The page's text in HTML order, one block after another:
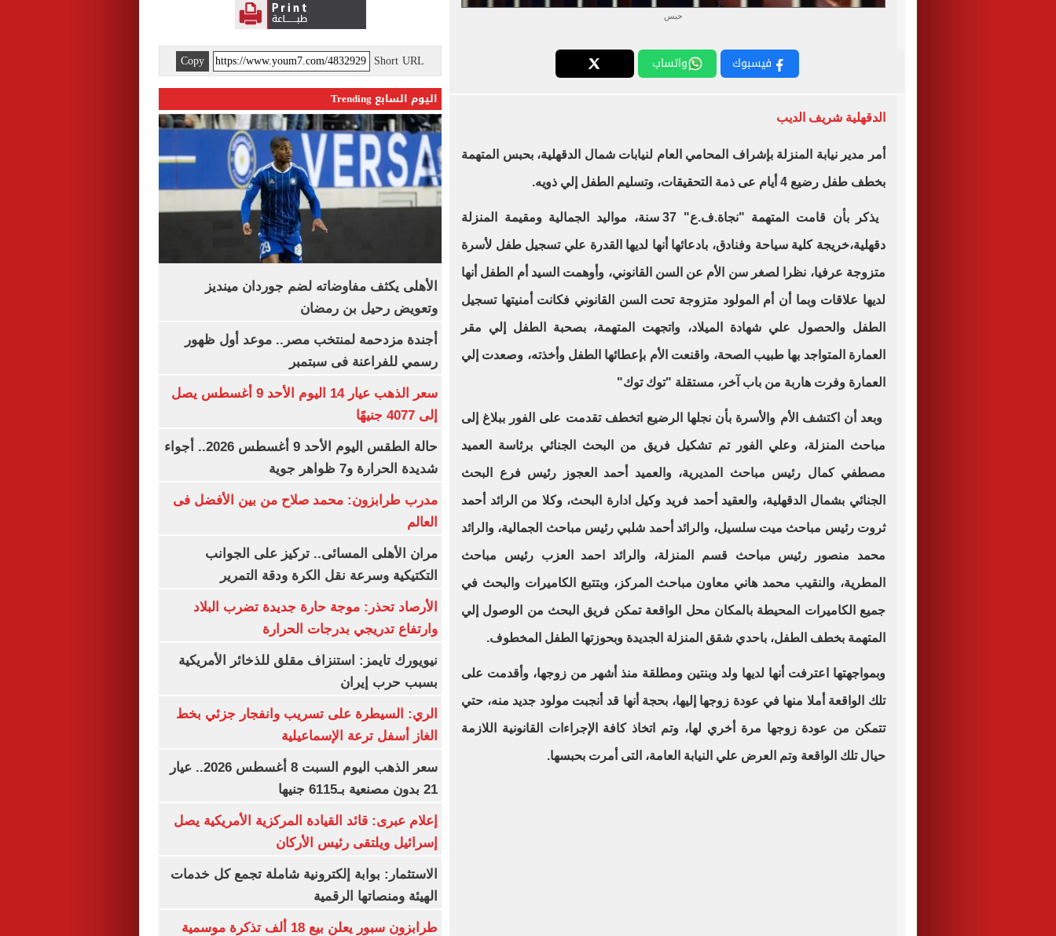
حبس
فيسبوك واتساب
الدقهلية شريف الديب
أمر مدير نيابة المنزلة بإشراف المحامي العام لنيابات شمال الدقهلية، بحبس المتهمة
بخطف طفل رضيع 4 أيام عى ذمة التحقيقات، وتسليم الطفل إلي ذويه.
يذكر بأن قامت المتهمة "نجاة.ف.ع" 37 سنة، مواليد الجمالية ومقيمة المنزلة
دقهلية،خريجة كلية سياحة وفنادق، بادعائها أنها لديها القدرة علي تسجيل طفل لأسرة
متزوجة عرفيا، نظرا لصغر سن الأم عن السن القانوني، وأوهمت السيد أم الطفل أنها
لديها علاقات وبما أن أم المولود متزوجة تحت السن القانوني فكانت أمنيتها تسجيل
الطفل والحصول علي شهادة الميلاد، واتجهت المتهمة، بصحبة الطفل إلي مقر
العمارة المتواجد بها طبيب الصحة، واقنعت الأم بإعطائها الطفل وأخذته، وصعدت إلي
العمارة وفرت هاربة من باب آخر، مستقلة "توك توك"
وبعد أن اكتشف الأم والأسرة بأن نجلها الرضيع اتخطف تقدمت على الفور ببلاغ إلى
مباحث المنزلة، وعلي الفور تم تشكيل فريق من البحث الجنائي برئاسة العميد
مصطفي كمال رئيس مباحث المديرية، والعميد أحمد العجوز رئيس فرع البحث
الجنائي بشمال الدقهلية، والعقيد أحمد فريد وكيل ادارة البحث، وكلا من الرائد أحمد
ثروت رئيس مباحث ميت سلسيل، والرائد أحمد شلبي رئيس مباحث الجمالية، والرائد
محمد منصور رئيس مباحث قسم المنزلة، والرائد احمد العزب رئيس مباحث
المطرية، والنقيب محمد هاني معاون مباحث المركز، وبتتبع الكاميرات والبحث في
جميع الكاميرات المحيطة بالمكان محل الواقعة تمكن فريق البحث من الوصول إلي
المتهمة بخطف الطفل، باحدي شقق المنزلة الجديدة وبحوزتها الطفل المخطوف.
وبمواجهتها اعترفت أنها لديها ولد وبنتين ومطلقة منذ أشهر من زوجها، وأقدمت على
تلك الواقعة أملا منها في عودة زوجها إليها، بحجة أنها قد أنجبت مولود جديد منه، حتي
تتمكن من عودة زوجها مرة أخري لها، وتم اتخاذ كافة الإجراءات القانونية اللازمة
حيال تلك الواقعة وتم العرض علي النيابة العامة، التى أمرت بحبسها.
Short URL
Copy
اليوم السابع Trending
الأهلى يكثف مفاوضاته لضم جوردان مينديز
وتعويض رحيل بن رمضان
أجندة مزدحمة لمنتخب مصر.. موعد أول ظهور
رسمي للفراعنة فى سبتمبر
سعر الذهب عيار 14 اليوم الأحد 9 أغسطس يصل
إلى 4077 جنيهًا
حالة الطقس اليوم الأحد 9 أغسطس 2026.. أجواء
شديدة الحرارة و7 ظواهر جوية
مدرب طرابزون: محمد صلاح من بين الأفضل فى
العالم
مران الأهلى المسائى.. تركيز على الجوانب
التكتيكية وسرعة نقل الكرة ودقة التمرير
الأرصاد تحذر: موجة حارة جديدة تضرب البلاد
وارتفاع تدريجي بدرجات الحرارة
نيويورك تايمز: استنزاف مقلق للذخائر الأمريكية
بسبب حرب إيران
الري: السيطرة على تسريب وانفجار جزئي بخط
الغاز أسفل ترعة الإسماعيلية
سعر الذهب اليوم السبت 8 أغسطس 2026.. عيار
21 بدون مصنعية بـ6115 جنيها
إعلام عبرى: قائد القيادة المركزية الأمريكية يصل
إسرائيل ويلتقى رئيس الأركان
الاستثمار: بوابة إلكترونية شاملة تجمع كل خدمات
الهيئة ومنصاتها الرقمية
طرابزون سبور يعلن بيع 18 ألف تذكرة موسمية